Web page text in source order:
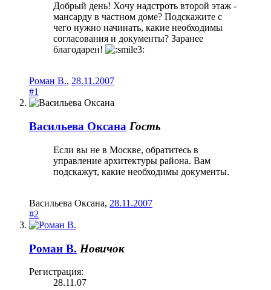
Добрый день! Хочу надстроть второй этаж -
мансарду в частном доме? Подскажите с
чего нужно начинать, какие необходимы
согласования и документы? Заранее
благодарен!
Роман В., 28.11.2007
#1
Васильева Оксана Гость
Если вы не в Москве, обратитесь в
управление архитектуры района. Вам
подскажут, какие необходимы документы.
Васильева Оксана, 28.11.2007
#2
Роман В. Новичок
Регистрация:
28.11.07